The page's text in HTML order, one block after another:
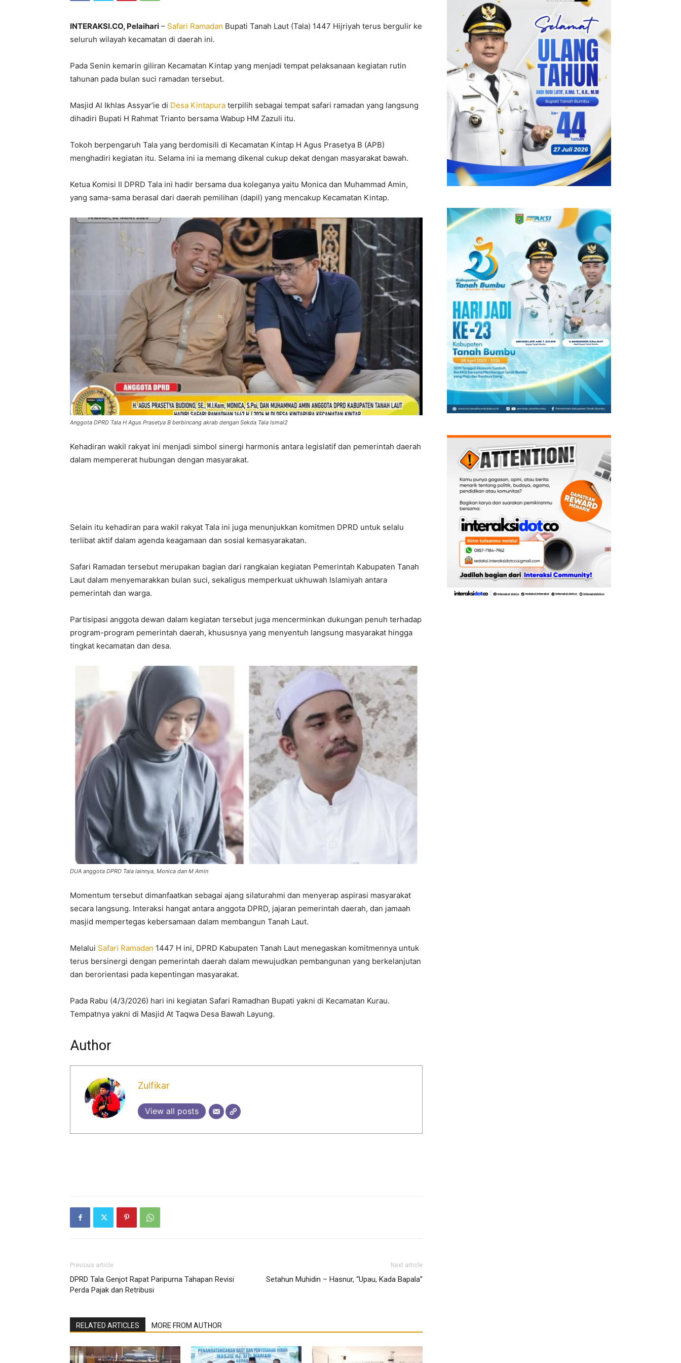
INTERAKSI.CO, Pelaihari – Safari Ramadan Bupati Tanah Laut (Tala) 1447 Hijriyah terus bergulir ke
seluruh wilayah kecamatan di daerah ini.
Pada Senin kemarin giliran Kecamatan Kintap yang menjadi tempat pelaksanaan kegiatan rutin
tahunan pada bulan suci ramadan tersebut.
Masjid Al Ikhlas Assyar’ie di Desa Kintapura terpilih sebagai tempat safari ramadan yang langsung
dihadiri Bupati H Rahmat Trianto bersama Wabup HM Zazuli itu.
Tokoh berpengaruh Tala yang berdomisili di Kecamatan Kintap H Agus Prasetya B (APB)
menghadiri kegiatan itu. Selama ini ia memang dikenal cukup dekat dengan masyarakat bawah.
Ketua Komisi II DPRD Tala ini hadir bersama dua koleganya yaitu Monica dan Muhammad Amin,
yang sama-sama berasal dari daerah pemilihan (dapil) yang mencakup Kecamatan Kintap.
Anggota DPRD Tala H Agus Prasetya B berbincang akrab dengan Sekda Tala Ismai2
Kehadiran wakil rakyat ini menjadi simbol sinergi harmonis antara legislatif dan pemerintah daerah
dalam mempererat hubungan dengan masyarakat.
Selain itu kehadiran para wakil rakyat Tala ini juga menunjukkan komitmen DPRD untuk selalu
terlibat aktif dalam agenda keagamaan dan sosial kemasyarakatan.
Safari Ramadan tersebut merupakan bagian dari rangkaian kegiatan Pemerintah Kabupaten Tanah
Laut dalam menyemarakkan bulan suci, sekaligus memperkuat ukhuwah Islamiyah antara
pemerintah dan warga.
Partisipasi anggota dewan dalam kegiatan tersebut juga mencerminkan dukungan penuh terhadap
program-program pemerintah daerah, khususnya yang menyentuh langsung masyarakat hingga
tingkat kecamatan dan desa.
DUA anggota DPRD Tala lainnya, Monica dan M Amin
Momentum tersebut dimanfaatkan sebagai ajang silaturahmi dan menyerap aspirasi masyarakat
secara langsung. Interaksi hangat antara anggota DPRD, jajaran pemerintah daerah, dan jamaah
masjid mempertegas kebersamaan dalam membangun Tanah Laut.
Melalui Safari Ramadan 1447 H ini, DPRD Kabupaten Tanah Laut menegaskan komitmennya untuk
terus bersinergi dengan pemerintah daerah dalam mewujudkan pembangunan yang berkelanjutan
dan berorientasi pada kepentingan masyarakat.
Pada Rabu (4/3/2026) hari ini kegiatan Safari Ramadhan Bupati yakni di Kecamatan Kurau.
Tempatnya yakni di Masjid At Taqwa Desa Bawah Layung.
Author
Zulfikar
View all posts
Previous article
DPRD Tala Genjot Rapat Paripurna Tahapan Revisi
Perda Pajak dan Retribusi
Next article
Setahun Muhidin – Hasnur, “Upau, Kada Bapala”
RELATED ARTICLES MORE FROM AUTHOR